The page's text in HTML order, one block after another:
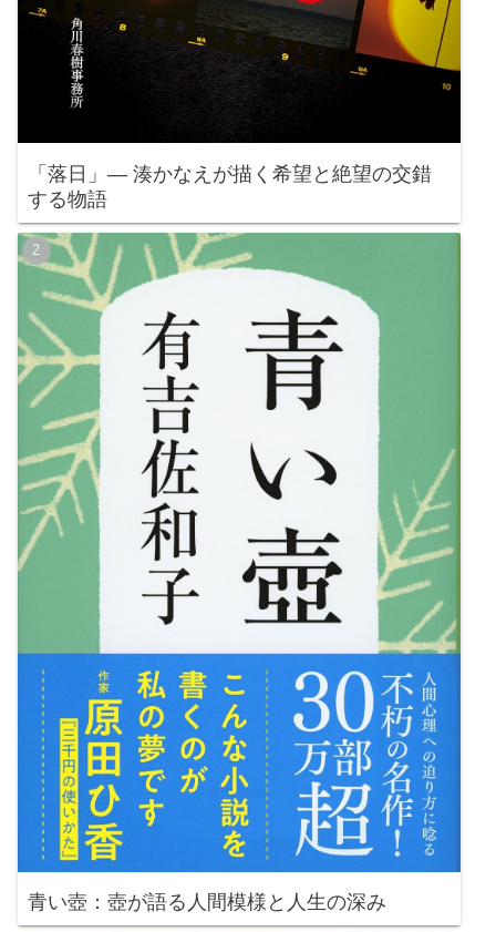
「落日」— 湊かなえが描く希望と絶望の交錯
する物語
青い壺：壺が語る人間模様と人生の深み